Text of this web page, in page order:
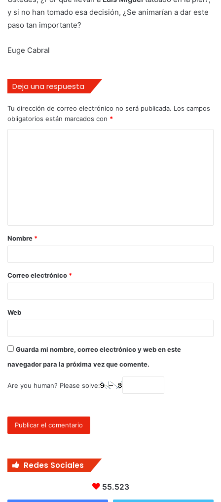
y si no han tomado esa decisión, ¿Se animarían a dar este
paso tan importante?
Euge Cabral
Deja una respuesta
Tu dirección de correo electrónico no será publicada. Los campos
obligatorios están marcados con *
Nombre *
Correo electrónico *
Web
Guarda mi nombre, correo electrónico y web en este
navegador para la próxima vez que comente.
Are you human? Please solve:
Redes Sociales
55.523